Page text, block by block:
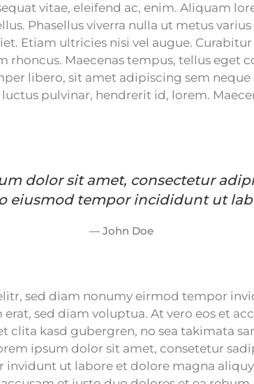
vitae, eleifend ac, enim. Aliquam
Phasellus viverra nulla ut metus
Etiam ultricies nisi vel augue.
rhoncus. Maecenas tempus, tellus eget
libero, sit amet adipiscing sem neque
pulvinar, hendrerit id, lorem.
dolor sit amet, consectetur
eiusmod tempor incididunt ut
John Doe
sed diam nonumy eirmod tempor
sed diam voluptua. At vero eos et
clita kasd gubergren, no sea takimata
ipsum dolor sit amet, consetetur
ut labore et dolore magna